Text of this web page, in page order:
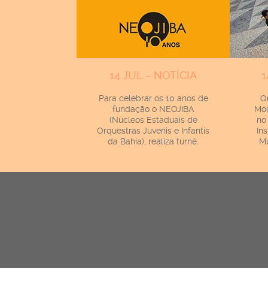
14 JUL - NOTÍCIA
Para celebrar os 10 anos de
fundação o NEOJIBA
(Núcleos Estaduais de
Orquestras Juvenis e Infantis
da Bahia), realiza turnê.